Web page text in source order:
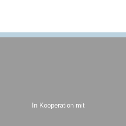
In Kooperation mit